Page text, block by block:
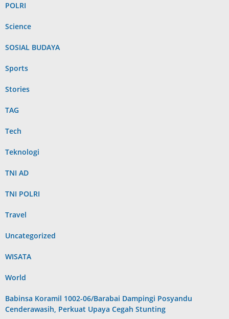
POLRI
Science
SOSIAL BUDAYA
Sports
Stories
TAG
Tech
Teknologi
TNI AD
TNI POLRI
Travel
Uncategorized
WISATA
World
Babinsa Koramil 1002-06/Barabai Dampingi Posyandu
Cenderawasih, Perkuat Upaya Cegah Stunting